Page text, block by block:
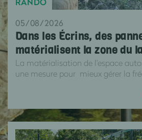
05/08/2026
Dans les Écrins, des
matérialisent la zone du
La matérialisation de l'espace
une mesure pour mieux gérer la